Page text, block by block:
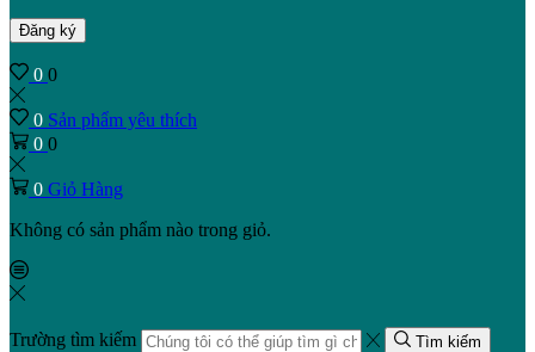
Đăng ký
0 0
0 Sản phẩm yêu thích
0 0
0 Giỏ Hàng
Không có sản phẩm nào trong giỏ.
Trường tìm kiếm Tìm kiếm